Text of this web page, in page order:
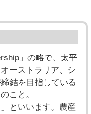
」の略で、太平
ーストラリア、シ
結を目指している
こと。
といいます。農産